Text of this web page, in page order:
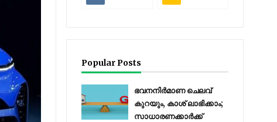
Popular Posts
ഭവനനിർമാണ ചെലവ്
കുറയും, കാശ് ലാഭിക്കാം;
സാധാരണക്കാർക്ക്